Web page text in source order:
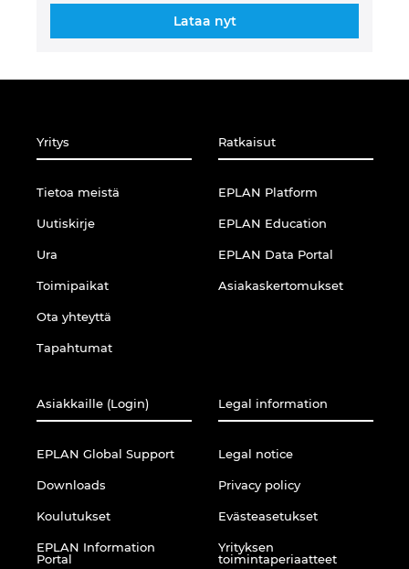
Lataa nyt
Yritys
Tietoa meistä
Uutiskirje
Ura
Toimipaikat
Ota yhteyttä
Tapahtumat
Ratkaisut
EPLAN Platform
EPLAN Education
EPLAN Data Portal
Asiakaskertomukset
Asiakkaille (Login)
EPLAN Global Support
Downloads
Koulutukset
EPLAN Information
Portal
Legal information
Legal notice
Privacy policy
Evästeasetukset
Yrityksen
toimintaperiaatteet